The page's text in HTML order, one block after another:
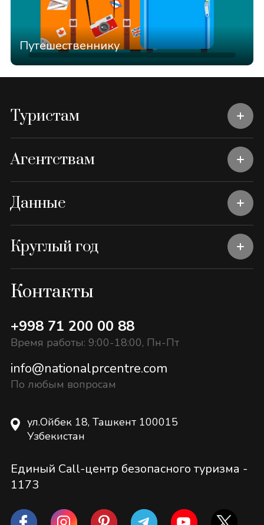
Путешественнику
Туристам
Агентствам
Данные
Круглый год
Контакты
+998 71 200 00 88
Время работы: 9:00-18:00, Пн-Пт
info@nationalprcentre.com
По любым вопросам
ул.Ойбек 18, Ташкент 100015
Узбекистан
Единый Call-центр безопасного туризма -
1173